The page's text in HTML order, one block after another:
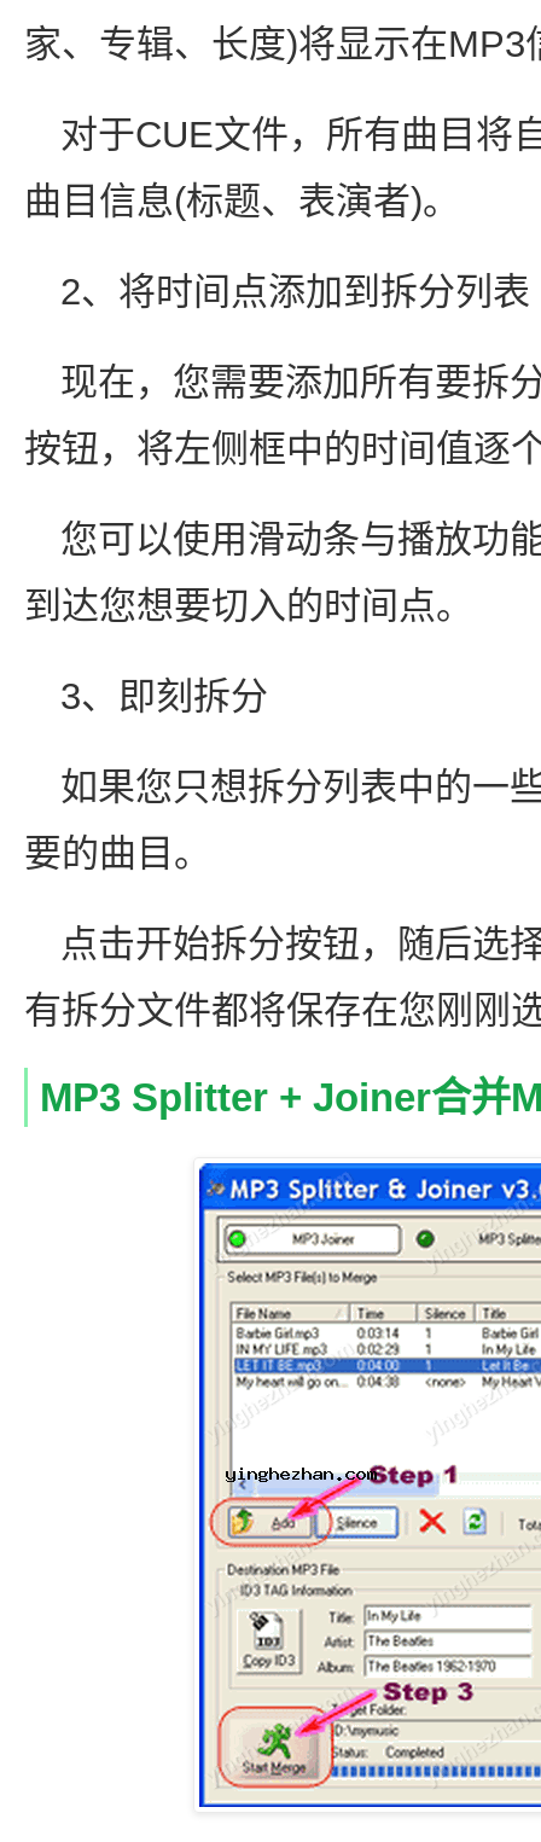
家、专辑、长度)将显示在MP3
对于CUE文件，所有曲目将
曲目信息(标题、表演者)。
2、将时间点添加到拆分列表
现在，您需要添加所有要拆
按钮，将左侧框中的时间值逐
您可以使用滑动条与播放功
到达您想要切入的时间点。
3、即刻拆分
如果您只想拆分列表中的一
要的曲目。
点击开始拆分按钮，随后选
有拆分文件都将保存在您刚刚
MP3 Splitter + Joiner合并